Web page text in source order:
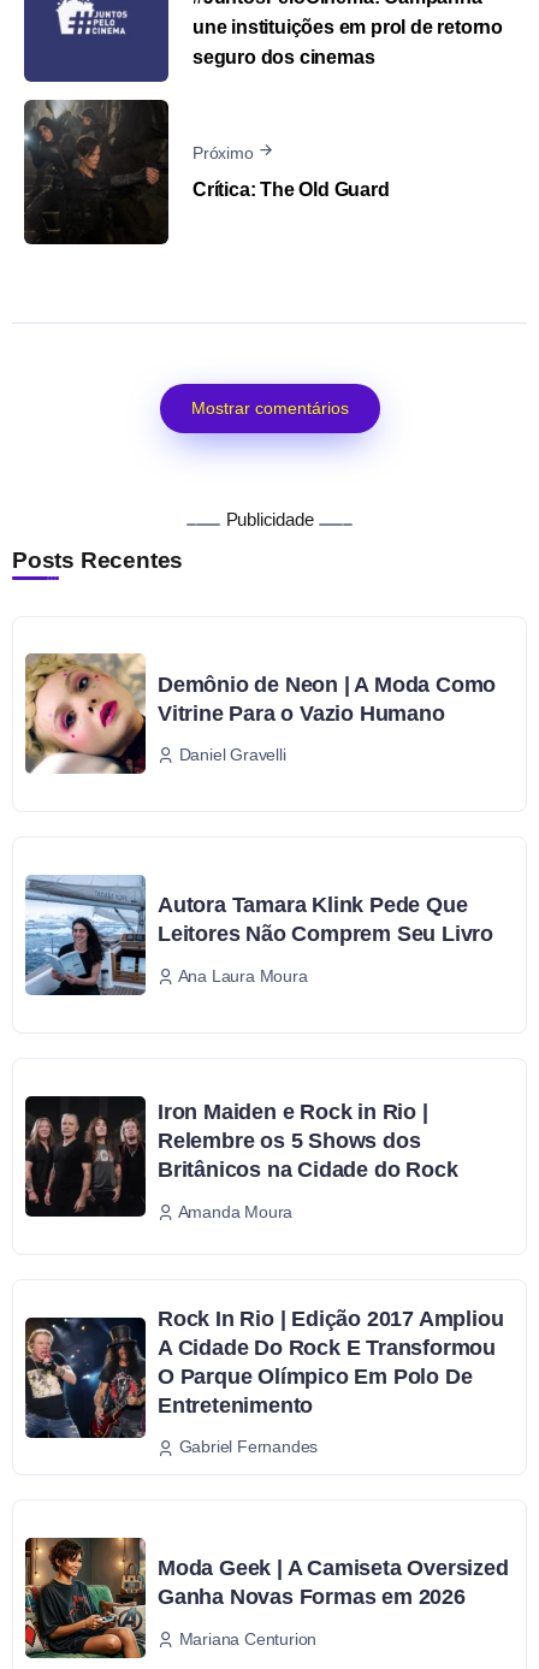
une instituições em prol de retorno
seguro dos cinemas
Próximo
Crítica: The Old Guard
Mostrar comentários
Publicidade
Posts Recentes
Demônio de Neon | A Moda Como
Vitrine Para o Vazio Humano
Daniel Gravelli
Autora Tamara Klink Pede Que
Leitores Não Comprem Seu Livro
Ana Laura Moura
Iron Maiden e Rock in Rio |
Relembre os 5 Shows dos
Britânicos na Cidade do Rock
Amanda Moura
Rock In Rio | Edição 2017 Ampliou
A Cidade Do Rock E Transformou
O Parque Olímpico Em Polo De
Entretenimento
Gabriel Fernandes
Moda Geek | A Camiseta Oversized
Ganha Novas Formas em 2026
Mariana Centurion